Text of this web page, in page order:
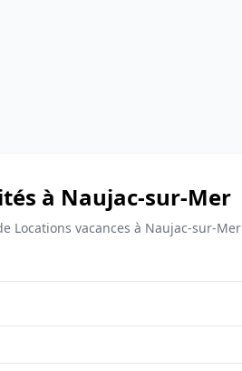
à Naujac-sur-Mer
Locations vacances à Naujac-sur-Mer